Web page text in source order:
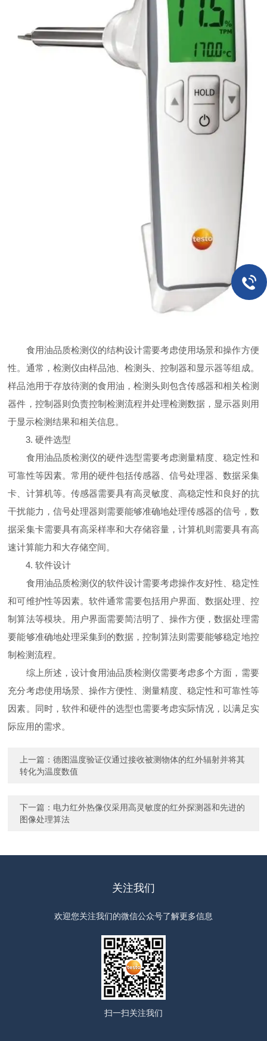
食用油品质检测仪的结构设计需要考虑使用场景和操作方便
性。通常，检测仪由样品池、检测头、控制器和显示器等组成。
样品池用于存放待测的食用油，检测头则包含传感器和相关检测
器件，控制器则负责控制检测流程并处理检测数据，显示器则用
于显示检测结果和相关信息。
3. 硬件选型
食用油品质检测仪的硬件选型需要考虑测量精度、稳定性和
可靠性等因素。常用的硬件包括传感器、信号处理器、数据采集
卡、计算机等。传感器需要具有高灵敏度、高稳定性和良好的抗
干扰能力，信号处理器则需要能够准确地处理传感器的信号，数
据采集卡需要具有高采样率和大存储容量，计算机则需要具有高
速计算能力和大存储空间。
4. 软件设计
食用油品质检测仪的软件设计需要考虑操作友好性、稳定性
和可维护性等因素。软件通常需要包括用户界面、数据处理、控
制算法等模块。用户界面需要简洁明了、操作方便，数据处理需
要能够准确地处理采集到的数据，控制算法则需要能够稳定地控
制检测流程。
综上所述，设计食用油品质检测仪需要考虑多个方面，需要
充分考虑使用场景、操作方便性、测量精度、稳定性和可靠性等
因素。同时，软件和硬件的选型也需要考虑实际情况，以满足实
际应用的需求。
上一篇：德图温度验证仪通过接收被测物体的红外辐射并将其
转化为温度数值
下一篇： 电力红外热像仪采用高灵敏度的红外探测器和先进的
图像处理算法
关注我们
欢迎您关注我们的微信公众号了解更多信息
扫一扫关注我们